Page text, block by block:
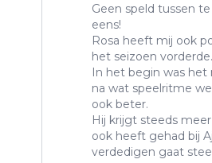
Geen speld tussen
eens!
Rosa heeft mij ook
het seizoen vorderde.
In het begin was het
na wat speelritme
ook beter.
Hij krijgt steeds
ook heeft gehad bij
verdedigen gaat